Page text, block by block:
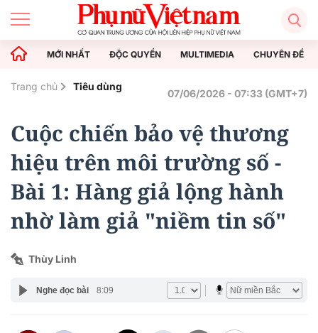
MỚI NHẤT ĐỘC QUYỀN MULTIMEDIA CHUYÊN ĐỀ
Trang chủ Tiêu dùng
07/06/2026 - 07:33 (GMT+7)
Cuộc chiến bảo vệ thương
hiệu trên môi trường số -
Bài 1: Hàng giả lộng hành
nhờ làm giả "niềm tin số"
Thùy Linh
Nghe đọc bài 8:09